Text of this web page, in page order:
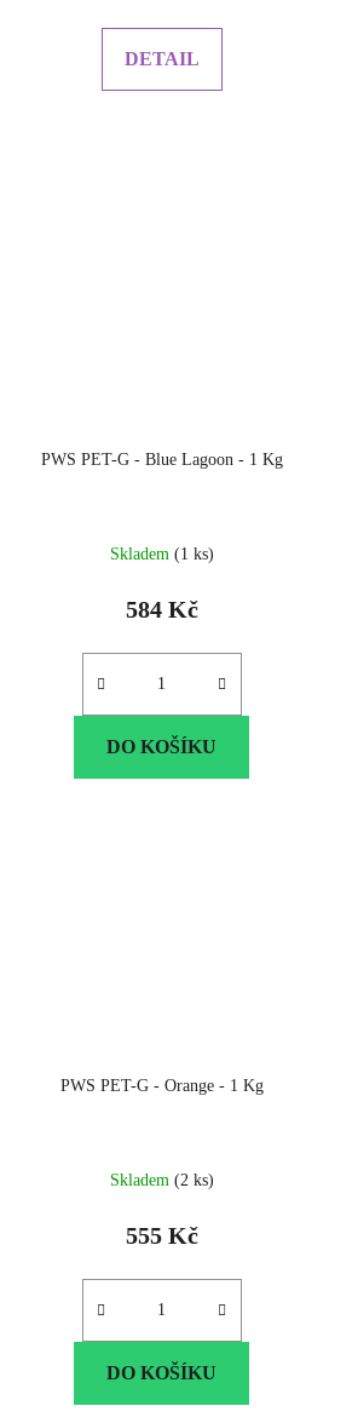
DETAIL
PWS PET-G - Blue Lagoon - 1 Kg
Skladem (1 ks)
584 Kč
DO KOŠÍKU
PWS PET-G - Orange - 1 Kg
Skladem (2 ks)
555 Kč
DO KOŠÍKU